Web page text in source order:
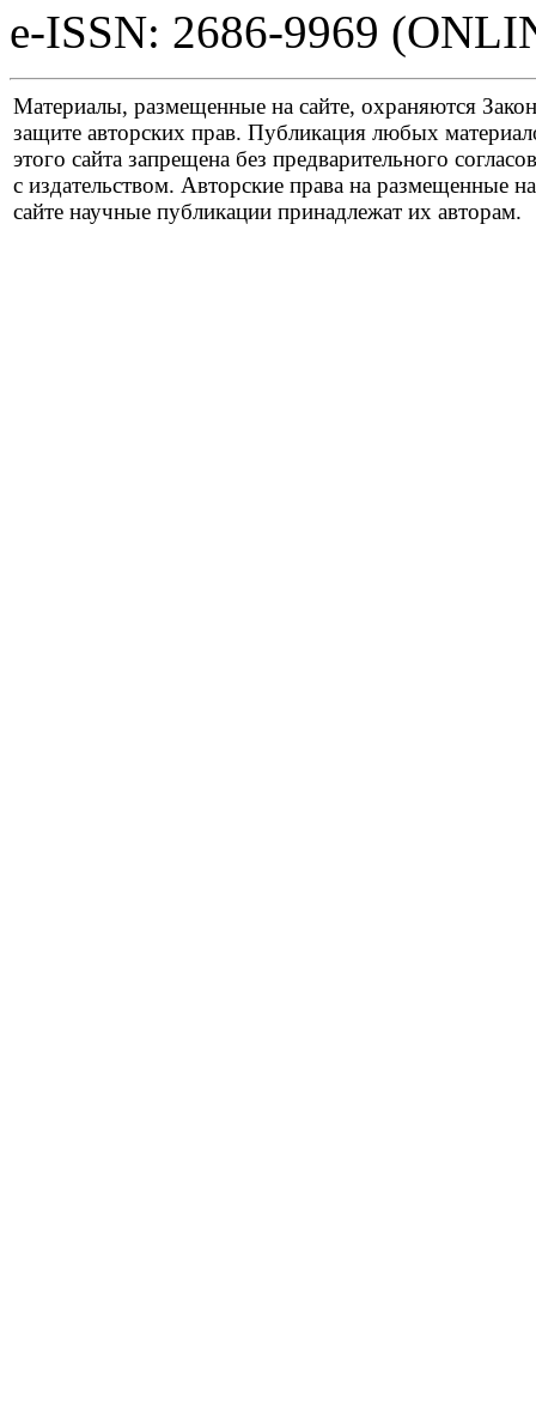
e-ISSN: 2686-9969
Материалы, размещенные на сайте, охраняются
защите авторских прав. Публикация любых
этого сайта запрещена без предварительного
с издательством. Авторские права на размещенные на
сайте научные публикации принадлежат их авторам.